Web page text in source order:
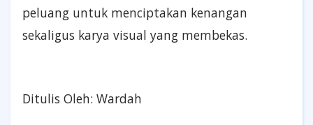
peluang untuk menciptakan kenangan
sekaligus karya visual yang membekas.
Ditulis Oleh: Wardah